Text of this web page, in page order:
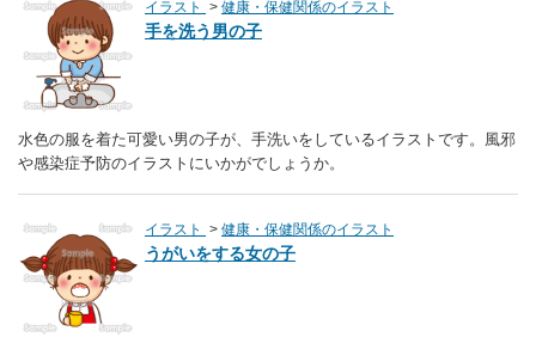
イラスト 健康・保健関係のイラスト
手を洗う男の子
水色の服を着た可愛い男の子が、手洗いをしているイラストです。風邪
や感染症予防のイラストにいかがでしょうか。
イラスト 健康・保健関係のイラスト
うがいをする女の子